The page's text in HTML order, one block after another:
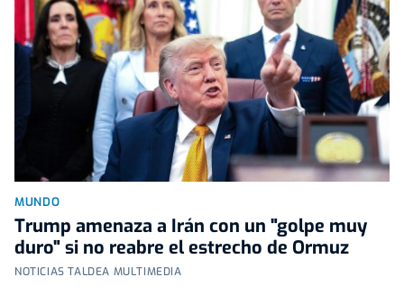
MUNDO
Trump amenaza a Irán con un "golpe muy
duro" si no reabre el estrecho de Ormuz
NOTICIAS TALDEA MULTIMEDIA